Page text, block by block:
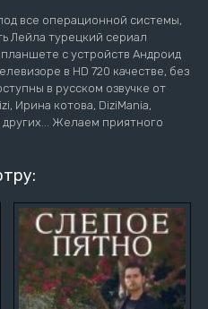
все операционной системы,
Лейла турецкий сериал
с устройств Андроид
в HD 720 качестве, без
в русском озвучке от
Ирина котова, DiziMania,
других... Желаем приятного